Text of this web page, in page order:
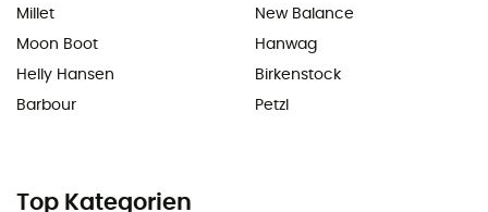
Millet
Moon Boot
Helly Hansen
Barbour
New Balance
Hanwag
Birkenstock
Petzl
Top Kategorien